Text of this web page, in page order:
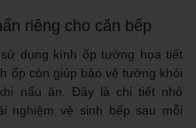
riêng cho căn bếp
dụng kính ốp tường họa tiết
ốp còn giúp bảo vệ tường khỏi
nấu ăn. Đây là chi tiết nhỏ
nghiệm vệ sinh bếp sau mỗi